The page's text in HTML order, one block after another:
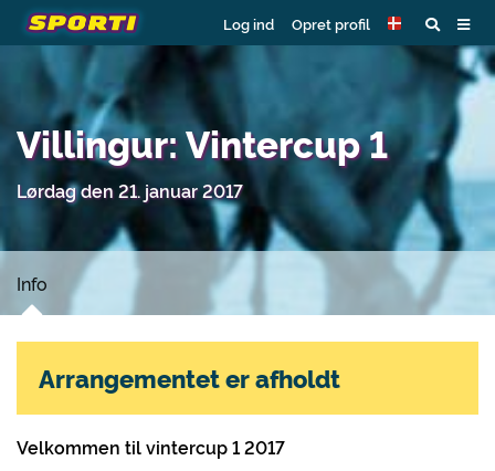
Log ind Opret profil
Villingur: Vintercup 1
Lørdag den 21. januar 2017
Info
Velkommen til vintercup 1 2017
Arrangementet er afholdt